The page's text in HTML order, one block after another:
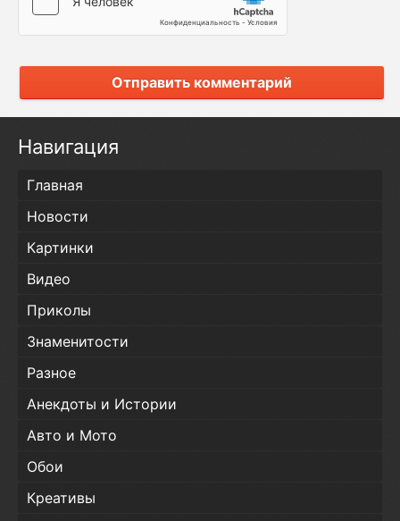
Отправить комментарий
Навигация
Главная
Новости
Картинки
Видео
Приколы
Знаменитости
Разное
Анекдоты и Истории
Авто и Мото
Обои
Креативы